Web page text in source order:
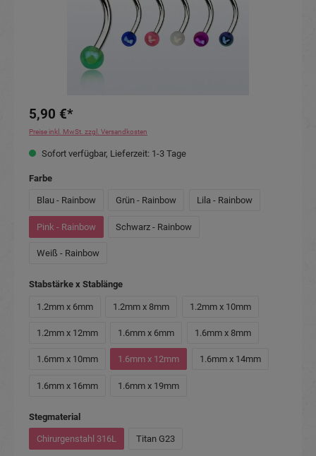
5,90 €*
Preise inkl. MwSt. zzgl. Versandkosten
Sofort verfügbar, Lieferzeit: 1-3 Tage
Farbeauswählen
Blau - Rainbow Grün - Rainbow Lila - Rainbow
Pink - Rainbow Schwarz - Rainbow
Weiß - Rainbow
Stabstärke x Stablängeauswählen
1.2mm x 6mm 1.2mm x 8mm 1.2mm x 10mm
1.2mm x 12mm 1.6mm x 6mm 1.6mm x 8mm
1.6mm x 10mm 1.6mm x 12mm 1.6mm x 14mm
1.6mm x 16mm 1.6mm x 19mm
Stegmaterialauswählen
Chirurgenstahl 316L Titan G23